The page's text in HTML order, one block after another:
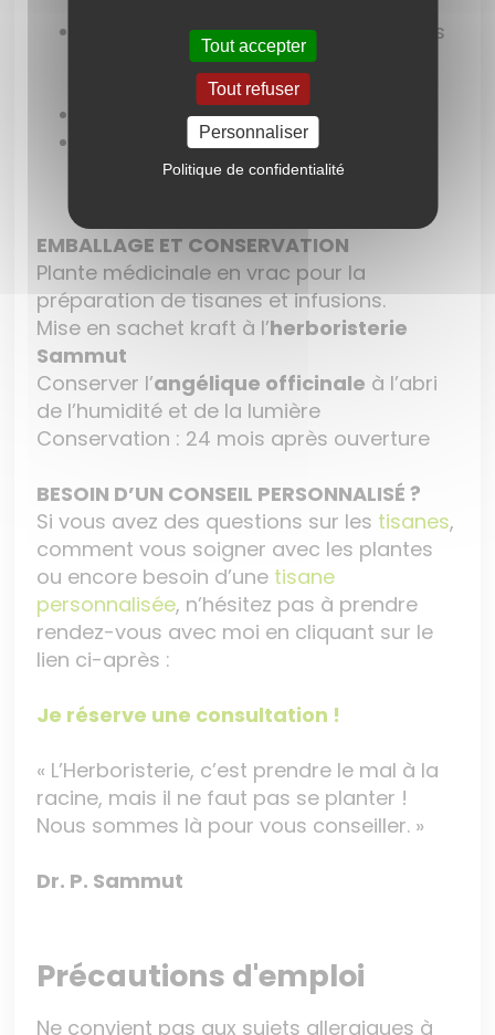
Si vous n’aimez pas lestisanes
nous
faisons egalement desgélules
Pensez à notretisane digestive
Pensez à notretisane aerophagie.
EMBALLAGE ET CONSERVATION
Plante médicinale en vrac pour la
préparation de tisanes et infusions.
Mise en sachet kraft à l’herboristerie
Sammut
Conserver l’angélique officinale à l’abri
de l’humidité et de la lumière
Conservation : 24 mois après ouverture
BESOIN D’UN CONSEIL PERSONNALISÉ ?
Si vous avez des questions sur les tisanes,
comment vous soigner avec les plantes
ou encore besoin d’une tisane
personnalisée, n’hésitez pas à prendre
rendez-vous avec moi en cliquant sur le
lien ci-après :
Je réserve une consultation !
« L’Herboristerie, c’est prendre le mal à la
racine, mais il ne faut pas se planter !
Nous sommes là pour vous conseiller. »
Dr. P. Sammut
Précautions d'emploi
Ne convient pas aux sujets allergiques à
Tout accepter
Tout refuser
Personnaliser
Politique de confidentialité